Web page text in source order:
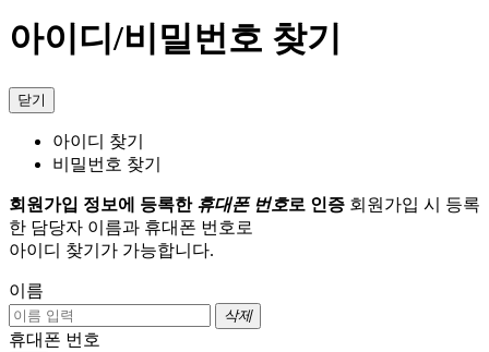
아이디/비밀번호 찾기
닫기
아이디 찾기
비밀번호 찾기
회원가입 정보에 등록한 휴대폰 번호로 인증 회원가입 시 등록
한 담당자 이름과 휴대폰 번호로
아이디 찾기가 가능합니다.
이름
삭제
휴대폰 번호